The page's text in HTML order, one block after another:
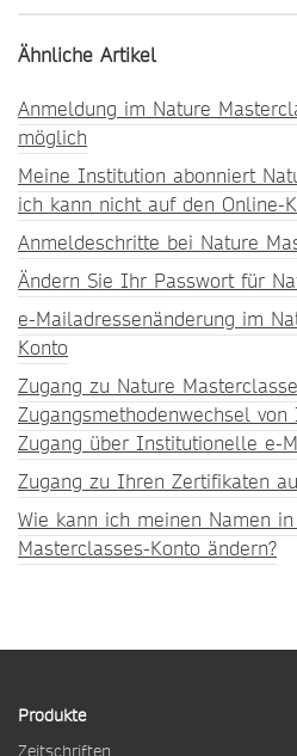
Ähnliche Artikel
Anmeldung im Nature
möglich
Meine Institution abonniert
ich kann nicht auf den Online-
Anmeldeschritte bei Nature
Ändern Sie Ihr Passwort für
e-Mailadressenänderung im
Konto
Zugang zu Nature
Zugangsmethodenwechsel
Zugang über Institutionelle e-
Zugang zu Ihren Zertifikaten
Wie kann ich meinen Namen
Masterclasses-Konto ändern?
Produkte
Zeitschriften